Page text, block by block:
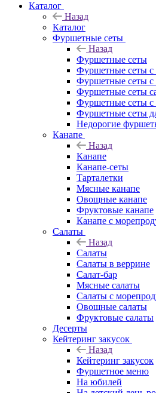
Каталог
Назад
Каталог
Фуршетные сеты
Назад
Фуршетные сеты
Фуршетные сеты с
Фуршетные сеты с
Фуршетные сеты
Фуршетные сеты с
Фуршетные сеты
Недорогие
Канапе
Назад
Канапе
Канапе-сеты
Тарталетки
Мясные канапе
Овощные канапе
Фруктовые канапе
Канапе с
Салаты
Назад
Салаты
Салаты в веррине
Салат-бар
Мясные салаты
Салаты с
Овощные салаты
Фруктовые салаты
Десерты
Кейтеринг закусок
Назад
Кейтеринг закусок
Фуршетное меню
На юбилей